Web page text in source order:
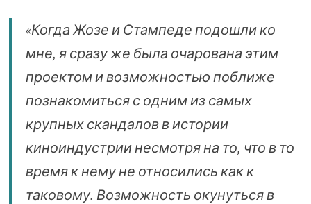
«Когда Жозе и Стампеде подошли ко
мне, я сразу же была очарована этим
проектом и возможностью поближе
познакомиться с одним из самых
крупных скандалов в истории
киноиндустрии несмотря на то, что в то
время к нему не относились как к
таковому. Возможность окунуться в